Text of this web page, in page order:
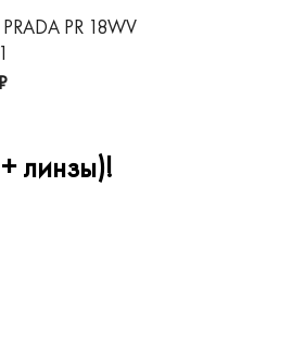
PR 18WV
линзы)!